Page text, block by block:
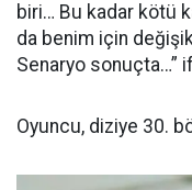
biri… Bu kadar kötü
da benim için
Senaryo sonuçta…”
Oyuncu, diziye 30.